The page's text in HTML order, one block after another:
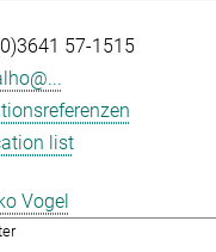
57-1515
list
Vogel